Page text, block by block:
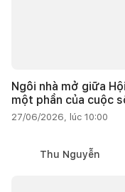
Ngôi nhà mở giữa
một phần của cuộc
27/06/2026, lúc 10:00
Thu Nguyễn